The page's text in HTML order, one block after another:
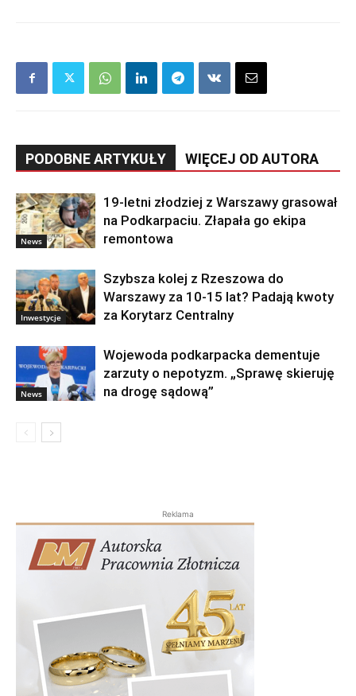
PODOBNE ARTYKUŁY WIĘCEJ OD AUTORA
News
19-letni złodziej z Warszawy grasował
na Podkarpaciu. Złapała go ekipa
remontowa
Inwestycje
Szybsza kolej z Rzeszowa do
Warszawy za 10-15 lat? Padają kwoty
za Korytarz Centralny
News
Wojewoda podkarpacka dementuje
zarzuty o nepotyzm. „Sprawę skieruję
na drogę sądową”
Reklama